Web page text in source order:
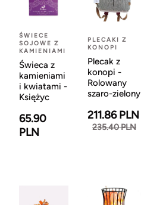
ŚWIECE
SOJOWE Z
KAMIENIAMI
Świeca z
kamieniami
i kwiatami -
Księżyc
65.90
PLN
PLECAKI Z
KONOPI
Plecak z
konopi -
Rolowany
szaro-zielony
211.86 PLN
235.40 PLN